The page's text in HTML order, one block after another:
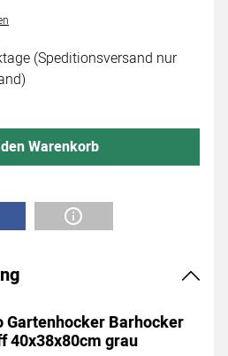
(Speditionsversand nur
Warenkorb
Gartenhocker Barhocker
40x38x80cm grau